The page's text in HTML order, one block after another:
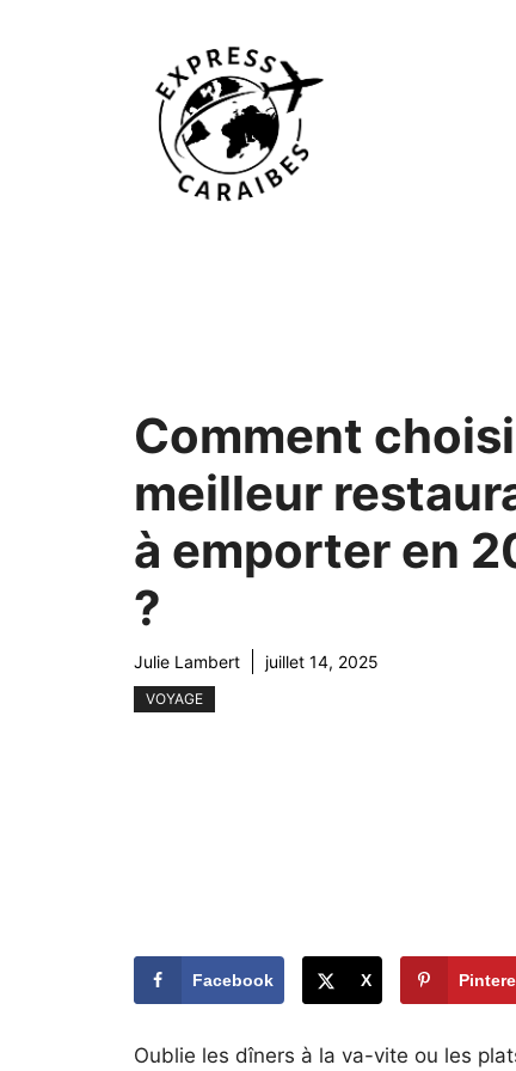
Comment
meilleur
à emporter en
?
Julie Lambert juillet 14, 2025
VOYAGE
Facebook X
Oublie les dîners à la va-vite ou les